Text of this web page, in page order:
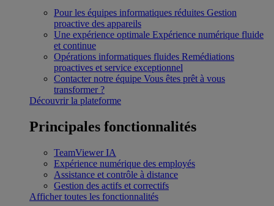
Pour les équipes informatiques réduites Gestion
proactive des appareils
Une expérience optimale Expérience numérique fluide
et continue
Opérations informatiques fluides Remédiations
proactives et service exceptionnel
Contacter notre équipe Vous êtes prêt à vous
transformer ?
Découvrir la plateforme
Principales fonctionnalités
TeamViewer IA
Expérience numérique des employés
Assistance et contrôle à distance
Gestion des actifs et correctifs
Afficher toutes les fonctionnalités